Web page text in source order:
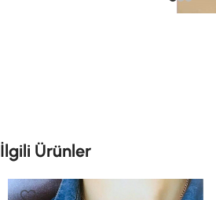
İlgili Ürünler